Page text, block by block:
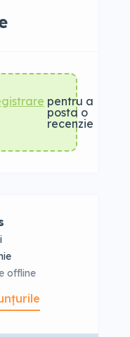
pentru a
posta o
recenzie
offline